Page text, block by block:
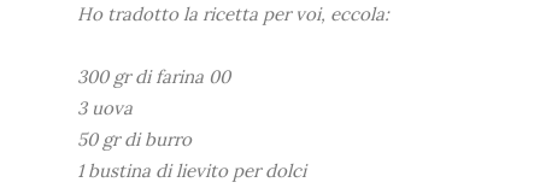
Ho tradotto la ricetta per voi, eccola:
300 gr di farina 00
3 uova
50 gr di burro
1 bustina di lievito per dolci